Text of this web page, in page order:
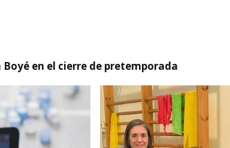
en el cierre de pretemporada